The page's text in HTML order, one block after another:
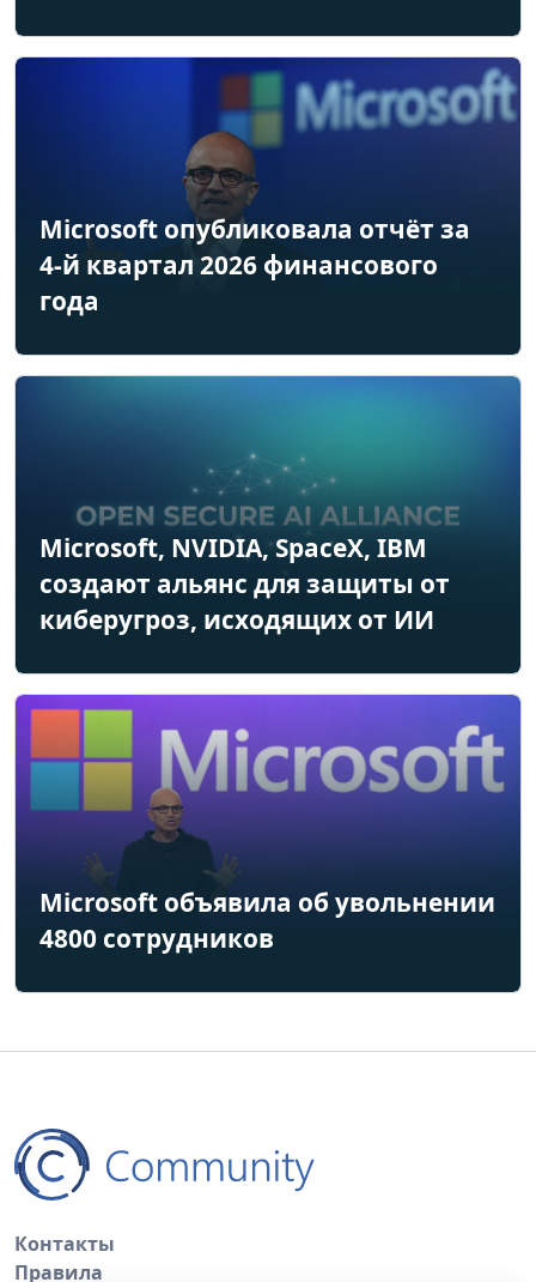
Microsoft опубликовала отчёт за
4-й квартал 2026 финансового
года
Microsoft, NVIDIA, SpaceX, IBM
создают альянс для защиты от
киберугроз, исходящих от ИИ
Microsoft объявила об увольнении
4800 сотрудников
Контакты
Правила